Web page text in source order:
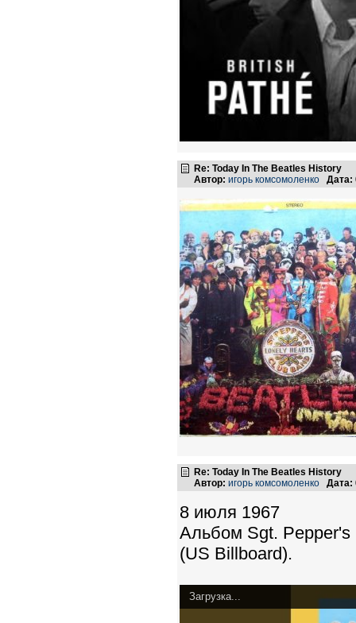
Re: Today In The Beatles History
Автор: игорь комсомоленко Дата:
Re: Today In The Beatles History
Автор: игорь комсомоленко Дата:
8 июля 1967
Альбом Sgt.
(US Billboard).
Загрузка...